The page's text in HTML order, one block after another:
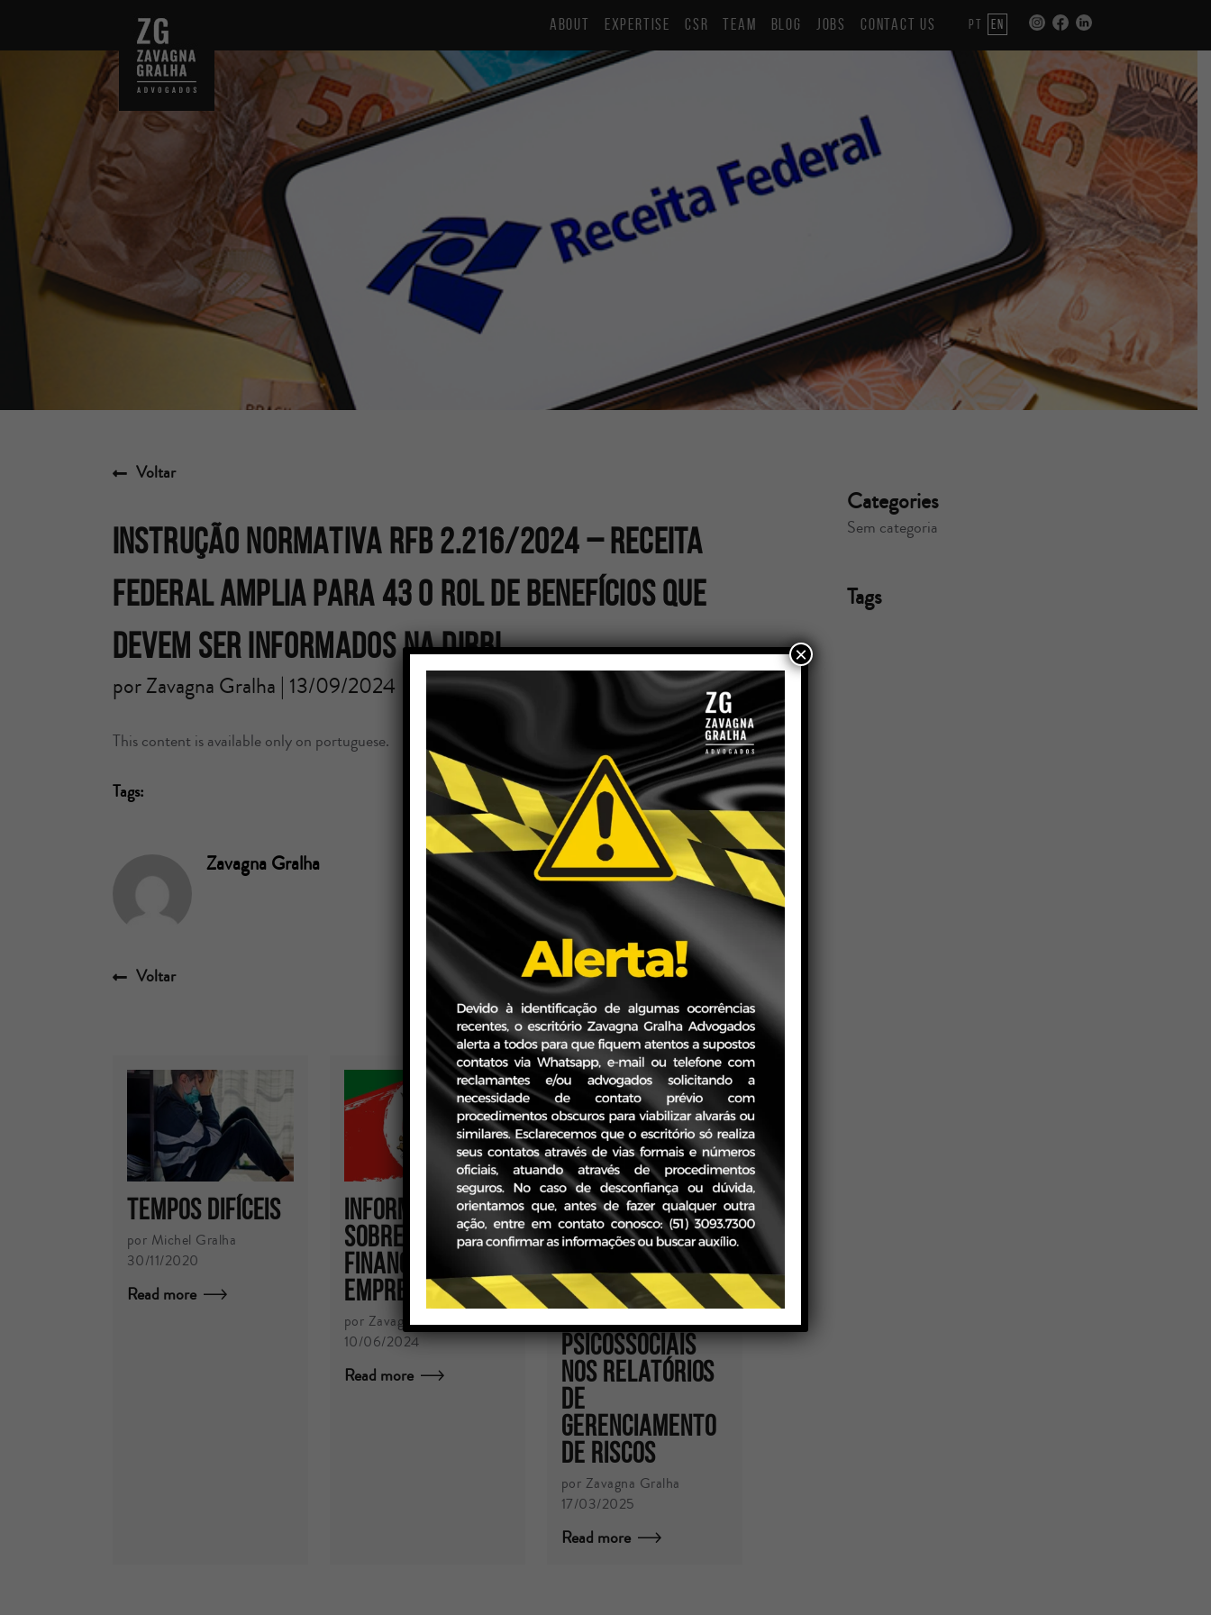
ABOUT EXPERTISE CSR TEAM BLOG JOBS CONTACT US PT EN
Voltar
INSTRUÇÃO NORMATIVA RFB 2.216/2024 – RECEITA
FEDERAL AMPLIA PARA 43 O ROL DE BENEFÍCIOS QUE
DEVEM SER INFORMADOS NA DIRBI
por Zavagna Gralha | 13/09/2024
This content is available only on portuguese.
Tags:
Zavagna Gralha
Voltar
Tempos difíceis
por Michel Gralha
30/11/2020
Read more
Informativo
Sobre Apoio
Financeiro aos
Empregadores
por Zavagna Gralha
10/06/2024
Read more
INFORME JURÍDICO
Atualizações
Inclusão de
parâmetros
psicossociais
nos relatórios
de
gerenciamento
de riscos
por Zavagna Gralha
17/03/2025
Read more
Categories
Sem categoria
Tags
×